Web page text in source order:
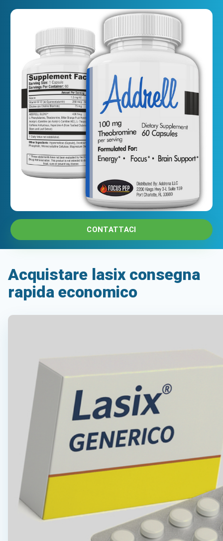
CONTATTACI
Acquistare lasix consegna
rapida economico